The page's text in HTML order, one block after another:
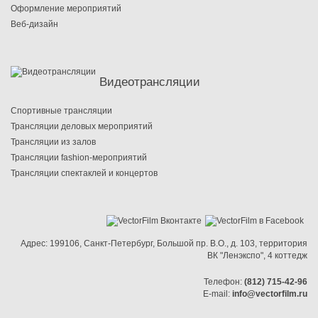
Оформление мероприятий
Веб-дизайн
Видеотрансляции
Cпортивные трансляции
Трансляции деловых мероприятий
Трансляции из залов
Трансляции fashion-мероприятий
Трансляции спектаклей и концертов
Адрес: 199106, Санкт-Петербург, Большой пр. В.О., д. 103, территория
ВК "Ленэкспо", 4 коттедж
Телефон: (812) 715-42-96
E-mail: info@vectorfilm.ru